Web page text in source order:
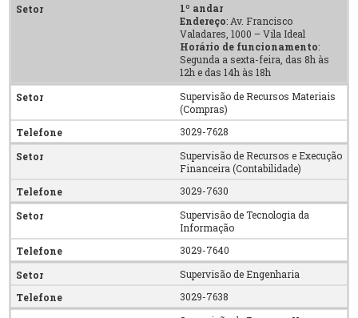
1º andar
Endereço: Av. Francisco
Valadares, 1000 – Vila Ideal
Horário de funcionamento:
Segunda a sexta-feira, das 8h às
12h e das 14h às 18h
Supervisão de Recursos Materiais
(Compras)
3029-7628
Supervisão de Recursos e Execução
Financeira (Contabilidade)
3029-7630
Supervisão de Tecnologia da
Informação
3029-7640
Supervisão de Engenharia
3029-7638